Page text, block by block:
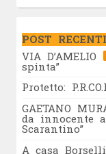
POST RECENTI
VIA D’AMELIO
spinta”
Protetto:
GAETANO
da innocente
Scarantino”
A casa